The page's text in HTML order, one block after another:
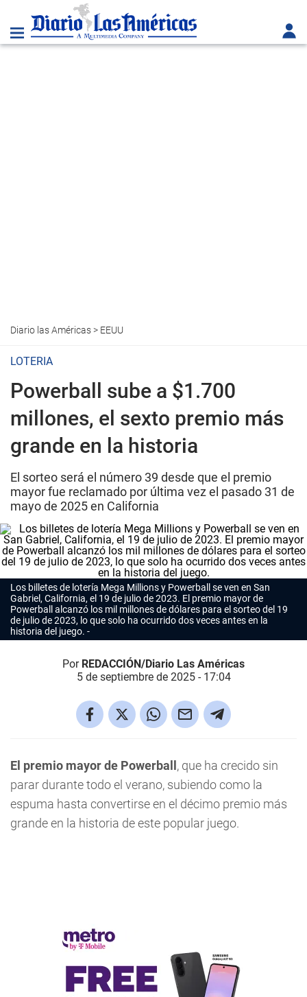
Diario las Américas> EEUU
LOTERIA
Powerball sube a $1.700
millones, el sexto premio más
grande en la historia
El sorteo será el número 39 desde que el premio
mayor fue reclamado por última vez el pasado 31 de
mayo de 2025 en California
Los billetes de lotería Mega Millions y Powerball se ven en San
Gabriel, California, el 19 de julio de 2023. El premio mayor de
Powerball alcanzó los mil millones de dólares para el sorteo del 19
de julio de 2023, lo que solo ha ocurrido dos veces antes en la
historia del juego.
Por REDACCIÓN/Diario Las Américas
5 de septiembre de 2025 - 17:04
El premio mayor de Powerball , que ha crecido sin
parar durante todo el verano, subiendo como la
espuma hasta convertirse en el décimo premio más
grande en la historia de este popular juego.